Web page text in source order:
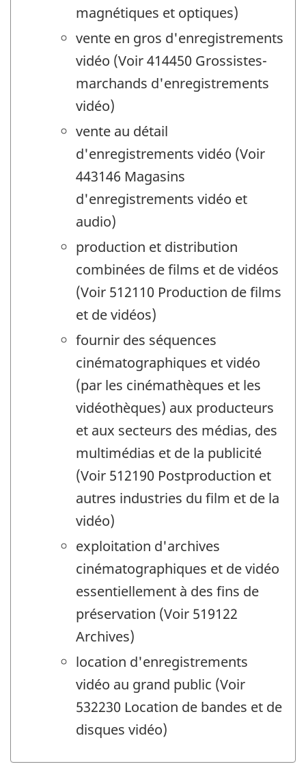
magnétiques et optiques)
vente en gros d'enregistrements
vidéo (Voir 414450 Grossistes-
marchands d'enregistrements
vidéo)
vente au détail
d'enregistrements vidéo (Voir
443146 Magasins
d'enregistrements vidéo et
audio)
production et distribution
combinées de films et de vidéos
(Voir 512110 Production de films
et de vidéos)
fournir des séquences
cinématographiques et vidéo
(par les cinémathèques et les
vidéothèques) aux producteurs
et aux secteurs des médias, des
multimédias et de la publicité
(Voir 512190 Postproduction et
autres industries du film et de la
vidéo)
exploitation d'archives
cinématographiques et de vidéo
essentiellement à des fins de
préservation (Voir 519122
Archives)
location d'enregistrements
vidéo au grand public (Voir
532230 Location de bandes et de
disques vidéo)